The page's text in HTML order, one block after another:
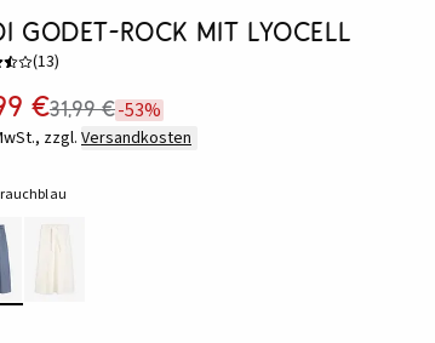
Godet-Rock mit Lyocell
(13)
€31,99 €-53%
zzgl. Versandkosten
rauchblau